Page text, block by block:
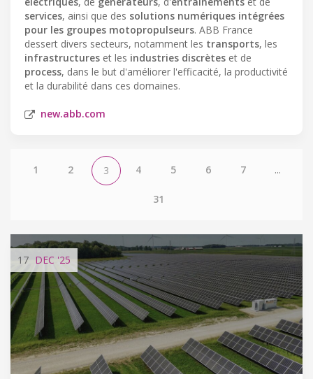
services, ainsi que des solutions numériques intégrées
pour les groupes motopropulseurs. ABB France
dessert divers secteurs, notamment les transports, les
infrastructures et les industries discrètes et de
process, dans le but d'améliorer l'efficacité, la productivité
et la durabilité dans ces domaines.
new.abb.com
1 2 3 4 5 6 7 ...
31
17 DEC '25